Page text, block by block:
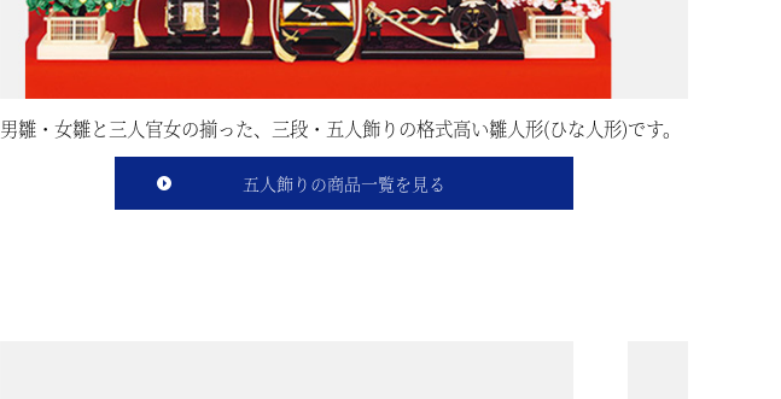
男雛・女雛と三人官女の揃った、三段・五人飾りの格式高い雛人形(ひな人形)です。
五人飾りの商品一覧を見る